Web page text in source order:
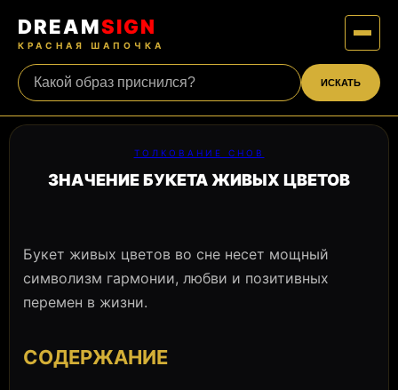
DREAMSIGN
КРАСНАЯ ШАПОЧКА
ИСКАТЬ
ТОЛКОВАНИЕ СНОВ
ЗНАЧЕНИЕ БУКЕТА ЖИВЫХ ЦВЕТОВ
Букет живых цветов во сне несет мощный
символизм гармонии, любви и позитивных
перемен в жизни.
СОДЕРЖАНИЕ
🌺